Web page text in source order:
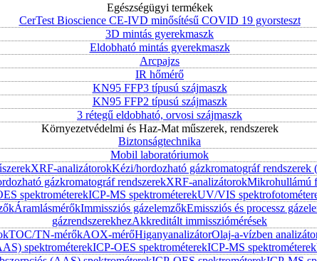
Egészségügyi termékek
CerTest Bioscience CE-IVD minősítésű COVID 19 gyorsteszt
3D mintás gyerekmaszk
Eldobható mintás gyerekmaszk
Arcpajzs
IR hőmérő
KN95 FFP3 típusú szájmaszk
KN95 FFP2 típusú szájmaszk
3 rétegű eldobható, orvosi szájmaszk
Környezetvédelmi és Haz-Mat műszerek, rendszerek
Biztonságtechnika
Mobil laboratóriumok
XRF-analizátorokKézi/hordozható gázkromatográf
gázkromatográf rendszerekXRF-analizátorokMikrohullámú
spektrométerekICP-MS spektrométerekUV/VIS
ÁramlásmérőkImmissziós gázelemzőkEmissziós és processz
gázrendszerekhezAkkreditált immissziómérések
TOC/TN-mérőkAOX-mérőHiganyanalizátorOlaj-a-vízben
spektrométerekICP-OES spektrométerekICP-MS spektrométerek